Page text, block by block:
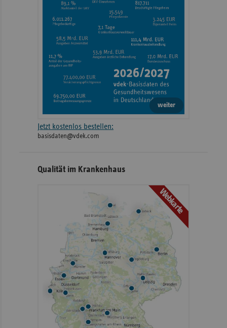
weiter
Jetzt kostenlos bestellen:
basisdaten@vdek.com
Qualität im Krankenhaus
Webkarte